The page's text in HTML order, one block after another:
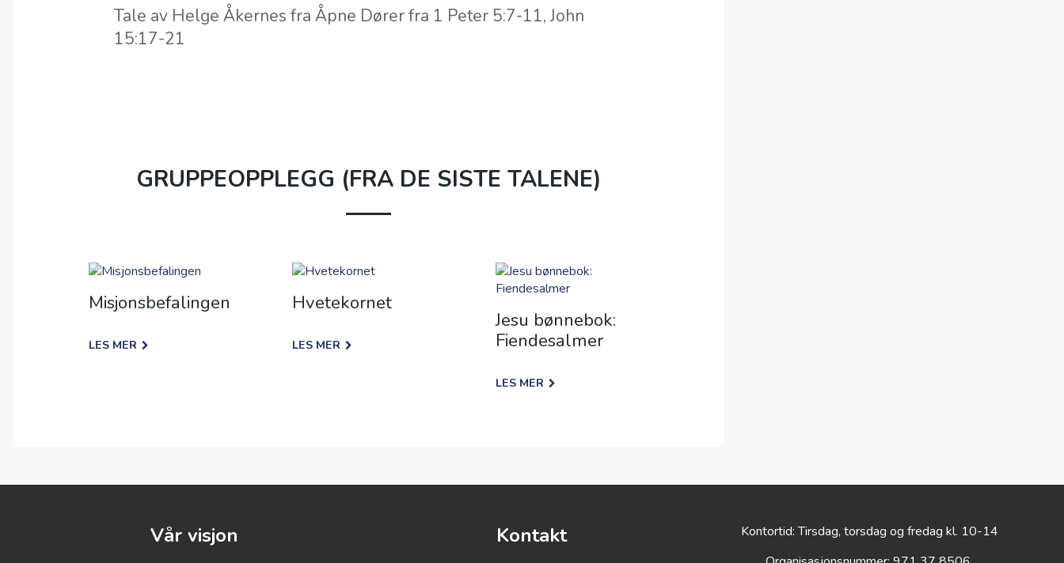
Tale av Helge Åkernes fra Åpne Dører fra 1 Peter 5:7-11, John
15:17-21
GRUPPEOPPLEGG (FRA DE SISTE TALENE)
Misjonsbefalingen
LES MER
Hvetekornet
LES MER
Jesu bønnebok:
Fiendesalmer
LES MER
Vår visjon Kontakt
Kontortid: Tirsdag, torsdag og fredag kl. 10-14